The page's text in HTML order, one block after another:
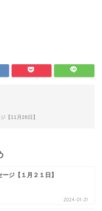
【11月26日】
ジ【１月２１日】
2024-01-21